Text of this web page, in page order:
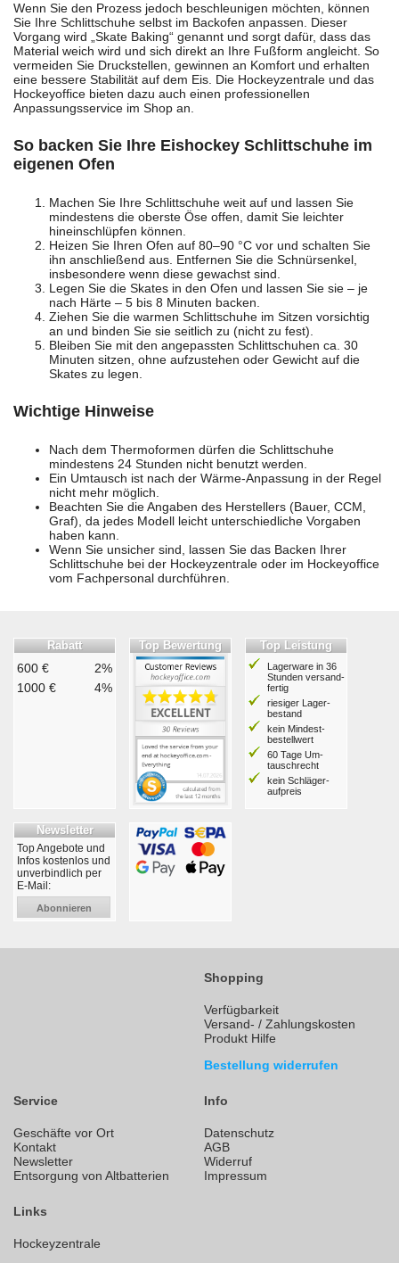
Wenn Sie den Prozess jedoch beschleunigen möchten, können
Sie Ihre Schlittschuhe selbst im Backofen anpassen. Dieser
Vorgang wird „Skate Baking“ genannt und sorgt dafür, dass das
Material weich wird und sich direkt an Ihre Fußform angleicht. So
vermeiden Sie Druckstellen, gewinnen an Komfort und erhalten
eine bessere Stabilität auf dem Eis. Die Hockeyzentrale und das
Hockeyoffice bieten dazu auch einen professionellen
Anpassungsservice im Shop an.
So backen Sie Ihre Eishockey Schlittschuhe im
eigenen Ofen
Machen Sie Ihre Schlittschuhe weit auf und lassen Sie
mindestens die oberste Öse offen, damit Sie leichter
hineinschlüpfen können.
Heizen Sie Ihren Ofen auf 80–90 °C vor und schalten Sie
ihn anschließend aus. Entfernen Sie die Schnürsenkel,
insbesondere wenn diese gewachst sind.
Legen Sie die Skates in den Ofen und lassen Sie sie – je
nach Härte – 5 bis 8 Minuten backen.
Ziehen Sie die warmen Schlittschuhe im Sitzen vorsichtig
an und binden Sie sie seitlich zu (nicht zu fest).
Bleiben Sie mit den angepassten Schlittschuhen ca. 30
Minuten sitzen, ohne aufzustehen oder Gewicht auf die
Skates zu legen.
Wichtige Hinweise
Nach dem Thermoformen dürfen die Schlittschuhe
mindestens 24 Stunden nicht benutzt werden.
Ein Umtausch ist nach der Wärme-Anpassung in der Regel
nicht mehr möglich.
Beachten Sie die Angaben des Herstellers (Bauer, CCM,
Graf), da jedes Modell leicht unterschiedliche Vorgaben
haben kann.
Wenn Sie unsicher sind, lassen Sie das Backen Ihrer
Schlittschuhe bei der Hockeyzentrale oder im Hockeyoffice
vom Fachpersonal durchführen.
Rabatt
600 €
2%
1000 €
4%
Top Bewertung Top Leistung
Lagerware in 36
Stunden ver­sand­
fertig
riesiger Lager­
bestand
kein Mindest­
bestell­wert
60 Tage Um­
tausch­recht
kein Schläger­
aufpreis
Newsletter
Top Angebote und
Infos kostenlos und
unverbindlich per
E-Mail:
Abonnieren
Shopping
Verfügbarkeit
Versand- / Zahlungskosten
Produkt Hilfe
Bestellung widerrufen
Service
Geschäfte vor Ort
Kontakt
Newsletter
Entsorgung von Altbatterien
Info
Datenschutz
AGB
Widerruf
Impressum
Links
Hockeyzentrale